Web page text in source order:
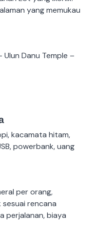
yang memukau
Danu Temple –
kacamata hitam,
powerbank, uang
per orang,
rencana
perjalanan, biaya